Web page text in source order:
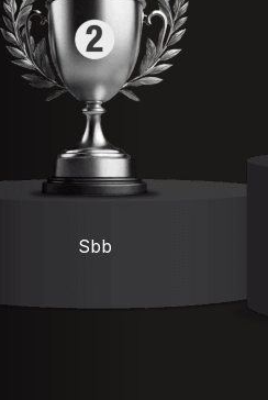
Sbb